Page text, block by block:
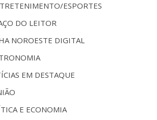
ESPORTES
DO LEITOR
NOROESTE DIGITAL
EM DESTAQUE
E ECONOMIA